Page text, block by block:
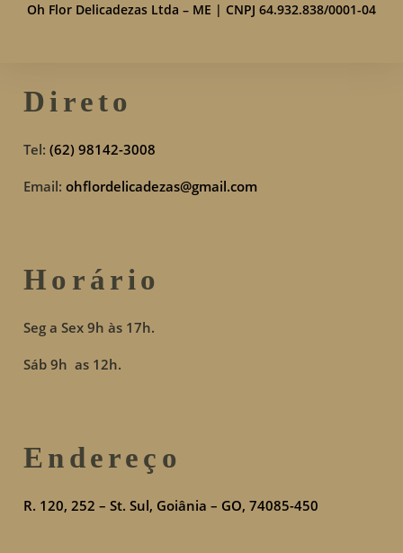
Oh Flor Delicadezas Ltda – ME | CNPJ 64.932.838/0001-04
Direto
Tel: (62) 98142-3008
Email:ohflordelicadezas@gmail.com
Horário
Seg a Sex 9h às 17h.
Sáb 9h as 12h.
Endereço
R. 120, 252 – St. Sul, Goiânia – GO, 74085-450